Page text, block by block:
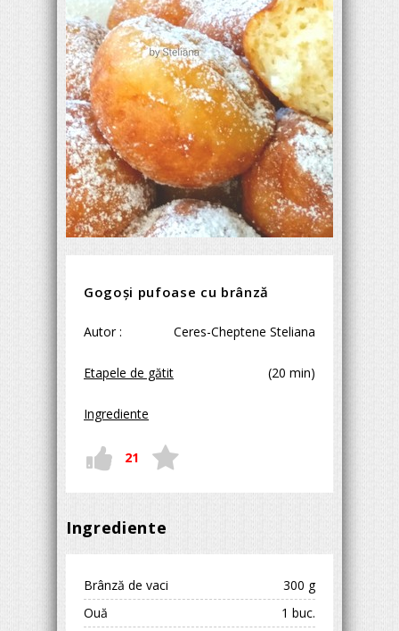
Gogoși pufoase cu brânză
Autor : Ceres-Cheptene Steliana
Etapele de gătit (20 min)
Ingrediente
21
Ingrediente
Brânză de vaci
300 g
Ouă
1 buc.